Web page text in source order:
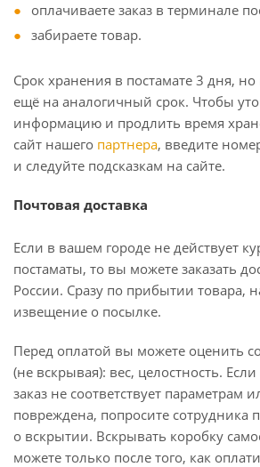
оплачиваете заказ в терминале
забираете товар.
Срок хранения в постамате 3 дня,
ещё на аналогичный срок. Чтобы
информацию и продлить время
сайт нашего партнера, введите
и следуйте подсказкам на сайте.
Почтовая доставка
Если в вашем городе не действует
постаматы, то вы можете заказать
России. Сразу по прибытии товара,
извещение о посылке.
Перед оплатой вы можете оценить
(не вскрывая): вес, целостность.
заказ не соответствует параметрам
повреждена, попросите сотрудника
о вскрытии. Вскрывать коробку
можете только после того, как